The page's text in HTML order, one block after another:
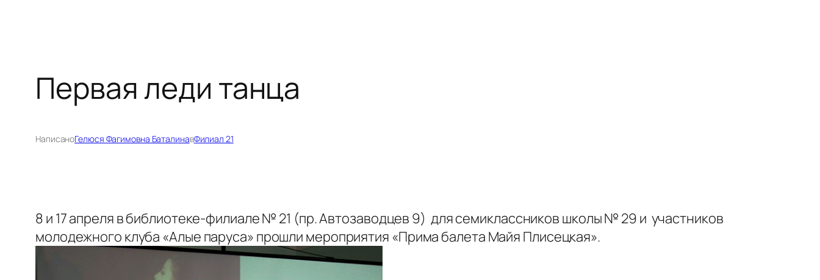
Первая леди танца
НаписаноГелюся Фагимовна БаталинавФилиал 21
8 и 17 апреля в библиотеке-филиале № 21 (пр. Автозаводцев 9) для семиклассников школы № 29 и участников
молодежного клуба «Алые паруса» прошли мероприятия «Прима балета Майя Плисецкая».